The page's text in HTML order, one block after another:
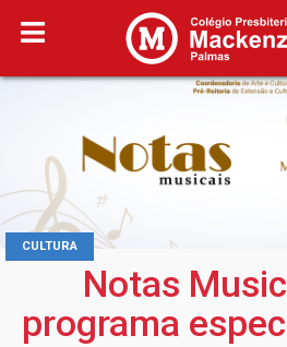
CULTURA
Notas
programa